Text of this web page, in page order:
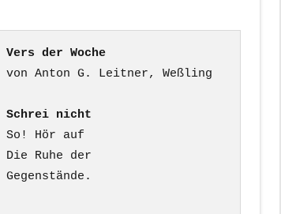
Vers der Woche
Schrei nicht
So! Hör auf
Die Ruhe der
Gegenstände.